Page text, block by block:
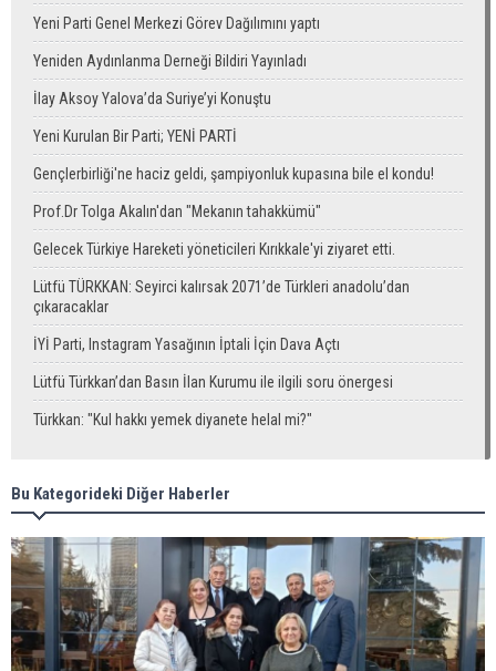
Yeni Parti Genel Merkezi Görev Dağılımını yaptı
Yeniden Aydınlanma Derneği Bildiri Yayınladı
İlay Aksoy Yalova’da Suriye’yi Konuştu
Yeni Kurulan Bir Parti; YENİ PARTİ
Gençlerbirliği'ne haciz geldi, şampiyonluk kupasına bile el kondu!
Prof.Dr Tolga Akalın'dan "Mekanın tahakkümü"
Gelecek Türkiye Hareketi yöneticileri Kırıkkale'yi ziyaret etti.
Lütfü TÜRKKAN: Seyirci kalırsak 2071’de Türkleri anadolu’dan
çıkaracaklar
İYİ Parti, Instagram Yasağının İptali İçin Dava Açtı
Lütfü Türkkan’dan Basın İlan Kurumu ile ilgili soru önergesi
Türkkan: "Kul hakkı yemek diyanete helal mi?"
Bu Kategorideki Diğer Haberler